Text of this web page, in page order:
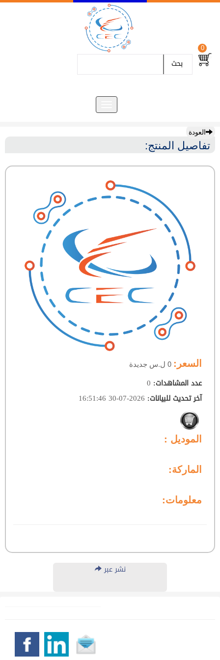
0
بحث
العودة
تفاصيل المنتج:
السعر:
عدد المشاهدات:
0
آخر تحديث للبيانات:
2026-07-30 16:51:46
الموديل :
الماركة:
معلومات:
نشر عبر